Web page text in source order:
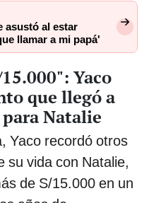
asustó al estar
llamar a mi papá'
Yaco
que llegó a
Natalie
Yaco recordó otros
su vida con Natalie,
de S/15.000 en un